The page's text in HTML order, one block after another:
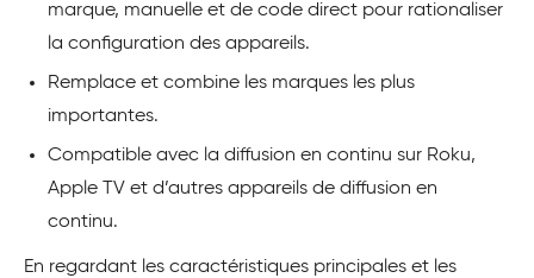
marque, manuelle et de code direct pour rationaliser
la configuration des appareils.
Remplace et combine les marques les plus
importantes.
Compatible avec la diffusion en continu sur Roku,
Apple TV et d’autres appareils de diffusion en
continu.
En regardant les caractéristiques principales et les